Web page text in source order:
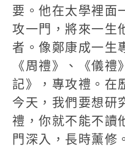
要。他在太學裡面
攻一門，將來一生
者。像鄭康成一生
《周禮》、《儀禮
記》，專攻禮。在
今天，我們要想研
禮，你就不能不讀
門深入，長時薰修